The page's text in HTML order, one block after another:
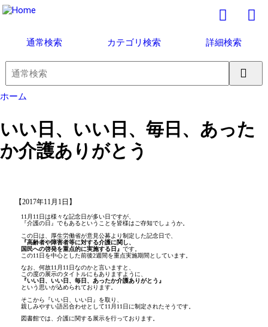
通常検索 カテゴリ検索 詳細検索
ホーム
いい日、いい日、毎日、あった
か介護ありがとう
【2017年11月1日】
11月11日は様々な記念日が多い日ですが、
『介護の日』でもあるということを皆様はご存知でしょうか。
この日は、厚生労働省が意見公募より制定した記念日で、
『高齢者や障害者等に対する介護に関し、
国民への啓発を重点的に実施する日』 です。
この11日を中心とした前後2週間を重点実施期間としています。
なお、何故11月11日なのかと言いますと、
この度の展示のタイトルにもありますように、
『いい日、いい日、毎日、あったか介護ありがとう』
という思いが込められております。
そこから『いい日、いい日』を取り、
親しみやすい語呂合わせとして11月11日に制定されたそうです。
図書館では、介護に関する展示を行っております。